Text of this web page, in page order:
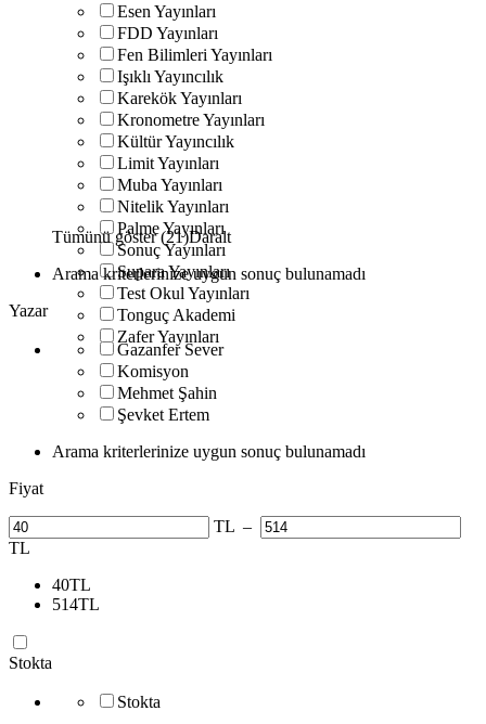
Esen Yayınları
FDD Yayınları
Fen Bilimleri Yayınları
Işıklı Yayıncılık
Karekök Yayınları
Kronometre Yayınları
Kültür Yayıncılık
Limit Yayınları
Muba Yayınları
Nitelik Yayınları
Palme Yayınları
Sonuç Yayınları
Supara Yayınları
Test Okul Yayınları
Tonguç Akademi
Zafer Yayınları
Tümünü göster (21)Daralt
Arama kriterlerinize uygun sonuç bulunamadı
Yazar
Gazanfer Sever
Komisyon
Mehmet Şahin
Şevket Ertem
Arama kriterlerinize uygun sonuç bulunamadı
Fiyat
TL –
TL
40TL
514TL
Stokta
Stokta